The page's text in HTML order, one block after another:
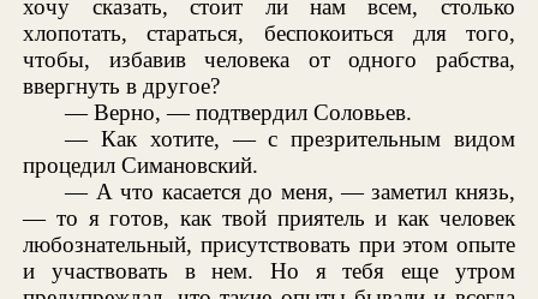
хочу сказать, стоит ли нам всем, столько
хлопотать, стараться, беспокоиться для того,
чтобы, избавив человека от одного рабства,
ввергнуть в другое?
— Верно, — подтвердил Соловьев.
— Как хотите, — с презрительным видом
процедил Симановский.
— А что касается до меня, — заметил князь,
— то я готов, как твой приятель и как человек
любознательный, присутствовать при этом опыте
и участвовать в нем. Но я тебя еще утром